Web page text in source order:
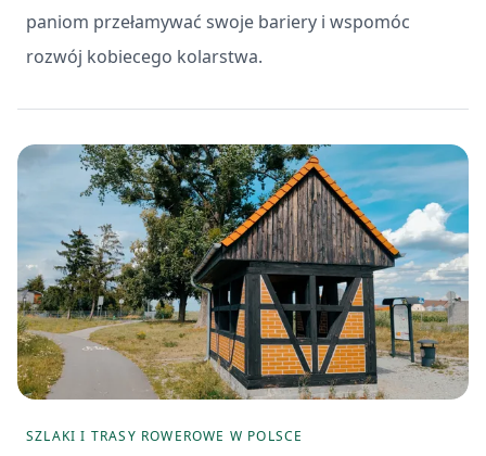
paniom przełamywać swoje bariery i wspomóc
rozwój kobiecego kolarstwa.
SZLAKI I TRASY ROWEROWE W POLSCE